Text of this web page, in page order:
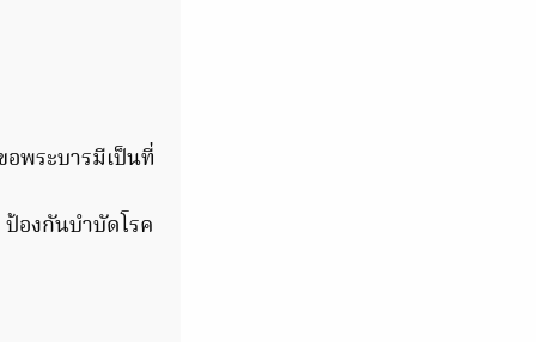
พระบารมีเป็นที่
องกันบำบัดโรค